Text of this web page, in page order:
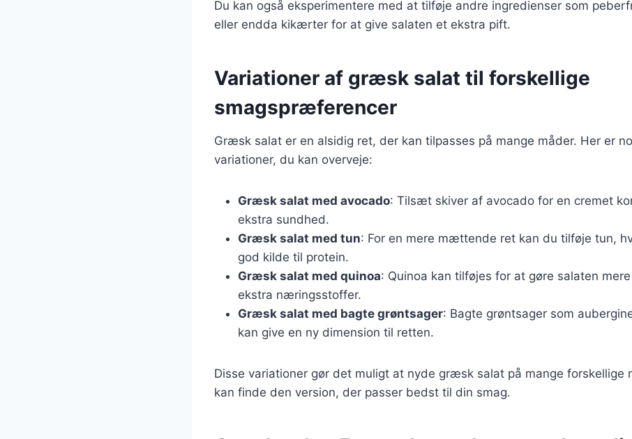
Du kan også eksperimentere med at tilføje andre ingredienser som
eller endda kikærter for at give salaten et ekstra pift.
Variationer af græsk salat til forskellige
smagspræferencer
Græsk salat er en alsidig ret, der kan tilpasses på mange måder. Her er
variationer, du kan overveje:
Græsk salat med avocado: Tilsæt skiver af avocado for en cremet
ekstra sundhed.
Græsk salat med tun: For en mere mættende ret kan du tilføje tun,
god kilde til protein.
Græsk salat med quinoa: Quinoa kan tilføjes for at gøre salaten
ekstra næringsstoffer.
Græsk salat med bagte grøntsager: Bagte grøntsager som
kan give en ny dimension til retten.
Disse variationer gør det muligt at nyde græsk salat på mange forskellige
kan finde den version, der passer bedst til din smag.